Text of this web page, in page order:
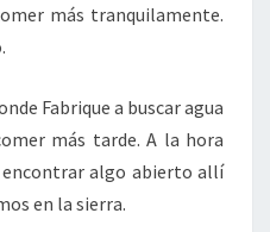
más tranquilamente.
Fabrique a buscar agua
más tarde. A la hora
encontrar algo abierto allí
en la sierra.